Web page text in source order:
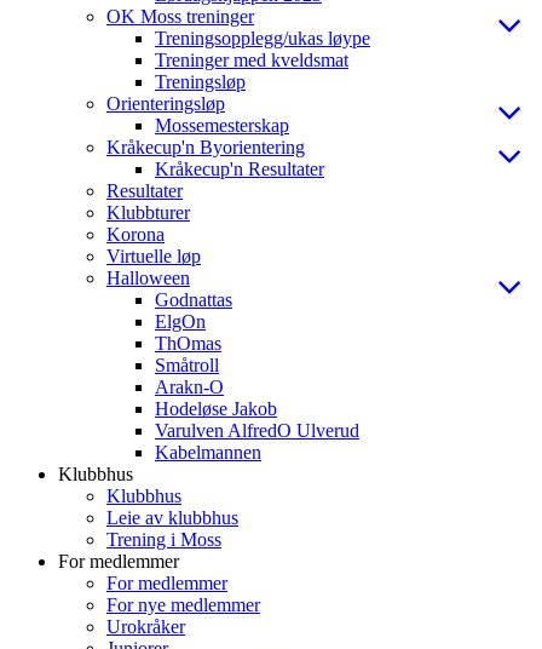
OK Moss treninger
Treningsopplegg/ukas løype
Treninger med kveldsmat
Treningsløp
Orienteringsløp
Mossemesterskap
Kråkecup'n Byorientering
Kråkecup'n Resultater
Resultater
Klubbturer
Korona
Virtuelle løp
Halloween
Godnattas
ElgOn
ThOmas
Småtroll
Arakn-O
Hodeløse Jakob
Varulven AlfredO Ulverud
Kabelmannen
Klubbhus
Klubbhus
Leie av klubbhus
Trening i Moss
For medlemmer
For medlemmer
For nye medlemmer
Urokråker